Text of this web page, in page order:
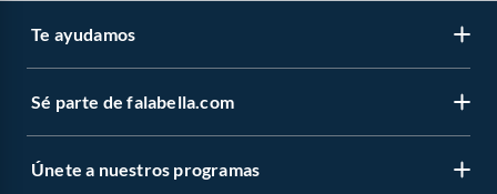
Te ayudamos
Sé parte de falabella.com
Únete a nuestros programas